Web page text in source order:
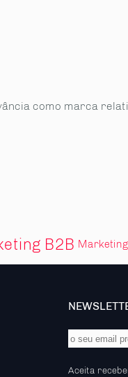
como marca
B2B
Aceita